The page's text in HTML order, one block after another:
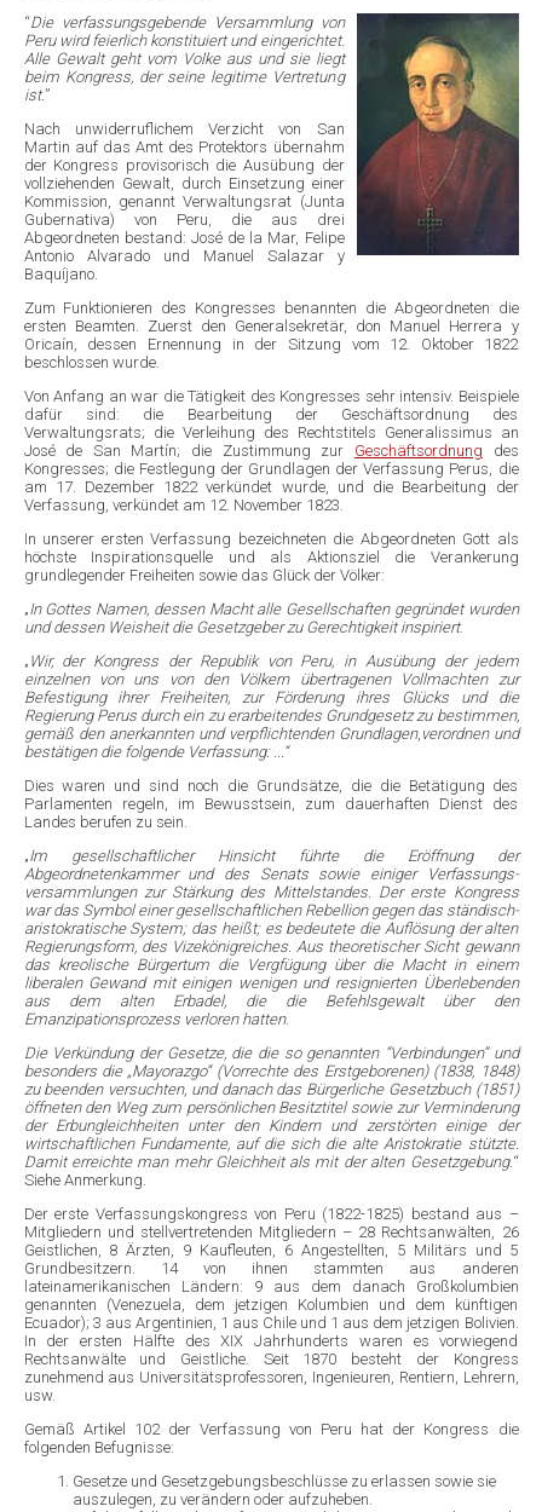
“Die verfassungsgebende Versammlung von
Peru wird feierlich konstituiert und eingerichtet.
Alle Gewalt geht vom Volke aus und sie liegt
beim Kongress, der seine legitime Vertretung
ist.”
Nach unwiderruflichem Verzicht von San
Martin auf das Amt des Protektors übernahm
der Kongress provisorisch die Ausübung der
vollziehenden Gewalt, durch Einsetzung einer
Kommission, genannt Verwaltungsrat (Junta
Gubernativa) von Peru, die aus drei
Abgeordneten bestand: José de la Mar, Felipe
Antonio Alvarado und Manuel Salazar y
Baquíjano.
Zum Funktionieren des Kongresses benannten die Abgeordneten die
ersten Beamten. Zuerst den Generalsekretär, don Manuel Herrera y
Oricaín, dessen Ernennung in der Sitzung vom 12. Oktober 1822
beschlossen wurde.
Von Anfang an war die Tätigkeit des Kongresses sehr intensiv. Beispiele
dafür sind: die Bearbeitung der Geschäftsordnung des
Verwaltungsrats; die Verleihung des Rechtstitels Generalissimus an
José de San Martín; die Zustimmung zur Geschäftsordnung des
Kongresses; die Festlegung der Grundlagen der Verfassung Perus, die
am 17. Dezember 1822 verkündet wurde, und die Bearbeitung der
Verfassung, verkündet am 12. November 1823.
In unserer ersten Verfassung bezeichneten die Abgeordneten Gott als
höchste Inspirationsquelle und als Aktionsziel die Verankerung
grundlegender Freiheiten sowie das Glück der Völker:
„In Gottes Namen, dessen Macht alle Gesellschaften gegründet wurden
und dessen Weisheit die Gesetzgeber zu Gerechtigkeit inspiriert.
„ Wir, der Kongress der Republik von Peru, in Ausübung der jedem
einzelnen von uns von den Völkern übertragenen Vollmachten zur
Befestigung ihrer Freiheiten, zur Förderung ihres Glücks und die
Regierung Perus durch ein zu erarbeitendes Grundgesetz zu bestimmen,
gemäß den anerkannten und verpflichtenden Grundlagen, verordnen und
bestätigen die folgende Verfassung: ...“
Dies waren und sind noch die Grundsätze, die die Betätigung des
Parlamenten regeln, im Bewusstsein, zum dauerhaften Dienst des
Landes berufen zu sein.
„Im gesellschaftlicher Hinsicht führte die Eröffnung der
Abgeordnetenkammer und des Senats sowie einiger Verfassungs­
versammlungen zur Stärkung des Mittelstandes. Der erste Kongress
war das Symbol einer gesellschaftlichen Rebellion gegen das ständisch-
aristokratische System; das heißt; es bedeutete die Auflösung der alten
Regierungsform, des Vizekönigreiches. Aus theoretischer Sicht gewann
das kreolische Bürgertum die Vergfügung über die Macht in einem
liberalen Gewand mit einigen wenigen und resignierten Überlebenden
aus dem alten Erbadel, die die Befehlsgewalt über den
Emanzipationsprozess verloren hatten.
Die Verkündung der Gesetze, die die so genannten “Verbindungen” und
besonders die „Mayorazgo“ (Vorrechte des Erstgeborenen) (1838, 1848)
zu beenden versuchten, und danach das Bürgerliche Gesetzbuch (1851)
öffneten den Weg zum persönlichen Besitztitel sowie zur Verminderung
der Erbungleichheiten unter den Kindern und zerstörten einige der
wirtschaftlichen Fundamente, auf die sich die alte Aristokratie stützte.
Damit erreichte man mehr Gleichheit als mit der alten Gesetzgebung.“
Siehe Anmerkung.
Der erste Verfassungskongress von Peru (1822-1825) bestand aus –
Mitgliedern und stellvertretenden Mitgliedern – 28 Rechtsanwälten, 26
Geistlichen, 8 Ärzten, 9 Kaufleuten, 6 Angestellten, 5 Militärs und 5
Grundbesitzern. 14 von ihnen stammten aus anderen
lateinamerikanischen Ländern: 9 aus dem danach Großkolumbien
genannten (Venezuela, dem jetzigen Kolumbien und dem künftigen
Ecuador); 3 aus Argentinien, 1 aus Chile und 1 aus dem jetzigen Bolivien.
In der ersten Hälfte des XIX Jahrhunderts waren es vorwiegend
Rechtsanwälte und Geistliche. Seit 1870 besteht der Kongress
zunehmend aus Universitätsprofessoren, Ingenieuren, Rentiern, Lehrern,
usw.
Gemäß Artikel 102 der Verfassung von Peru hat der Kongress die
folgenden Befugnisse:
Gesetze und Gesetzgebungsbeschlüsse zu erlassen sowie sie
auszulegen, zu verändern oder aufzuheben.